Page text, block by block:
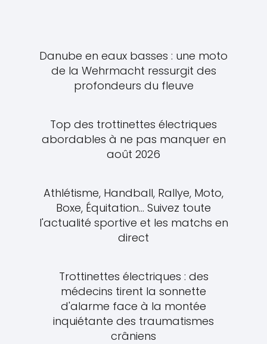
Danube en eaux basses : une moto
de la Wehrmacht ressurgit des
profondeurs du fleuve
Top des trottinettes électriques
abordables à ne pas manquer en
août 2026
Athlétisme, Handball, Rallye, Moto,
Boxe, Équitation... Suivez toute
l'actualité sportive et les matchs en
direct
Trottinettes électriques : des
médecins tirent la sonnette
d'alarme face à la montée
inquiétante des traumatismes
crâniens